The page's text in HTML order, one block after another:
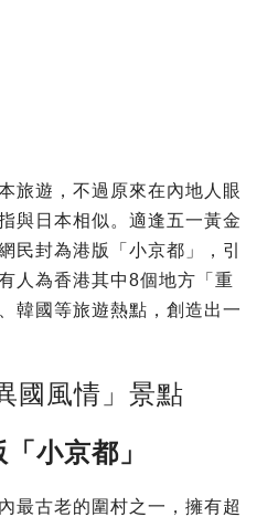
旅遊，不過原來在內地人眼
與日本相似。適逢五一黃金
民封為港版「小京都」，引
人為香港其中8個地方「重
韓國等旅遊熱點，創造出一
國風情」景點
小京都」
最古老的圍村之一，擁有超